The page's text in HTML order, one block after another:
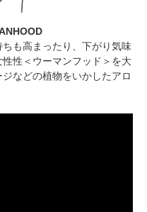
も高まったり、下がり気味
性＜ウーマンフッド＞を大
などの植物をいかしたアロ